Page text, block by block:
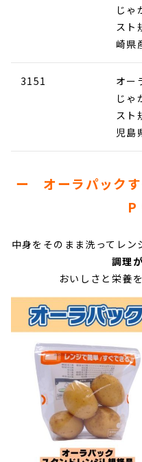
じゃ
スト
崎県
3151
オー
じゃ
スト
児島
ー オーラパックす
中身をそのまま洗ってレ
調理
おいしさと栄養